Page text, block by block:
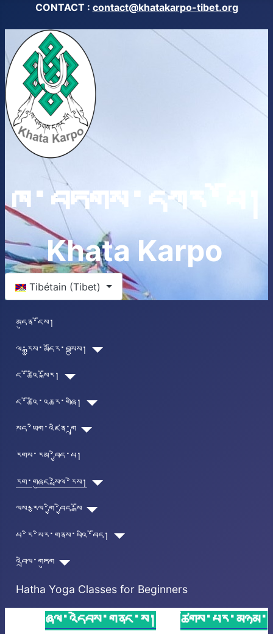
CONTACT : contact@khatakarpo-tibet.org
ཁ་བཏགས་དཀར་པོ།
Khata Karpo
Select your language
Tibétain (Tibet)
མདུན་ངོས།
ལོ་རྒྱུས་མདོར་བསྡུས།
ང་ཚོའི་སྐོར།
ང་ཚོའི་འཆར་གཞི།
སྐད་ཡིག་འཛིན་གྲྭ
རོགས་རམ་བྱེད་པ།
རིག་གཞུང་སྤེལ་རེས།
ལུས་རྩལ་གྱི་བྱེད་སྒོ
པཱ་རི་སིར་གནས་པའི་བོད།
འབྲེལ་གཏུག
Hatha Yoga Classes for Beginners
ཞལ་འདེབས་གནང་ས།
ཚོགས་པར་མཉམ་